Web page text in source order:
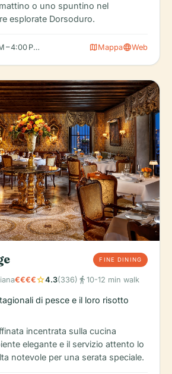
o uno spuntino nel
esplorate Dorsoduro.
– 4:00 PM, Tuesday: 7:45 AM – 4:00 PM,
mapMappalanguageWeb
FINE DINING
€€€€star4.3(336) directions_walk 10-12 min walk
di pesce e il loro risotto
incentrata sulla cucina
elegante e il servizio attento lo
notevole per una serata speciale.